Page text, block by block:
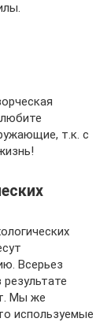
т.к. с
Всерьез
Мы же
используемые